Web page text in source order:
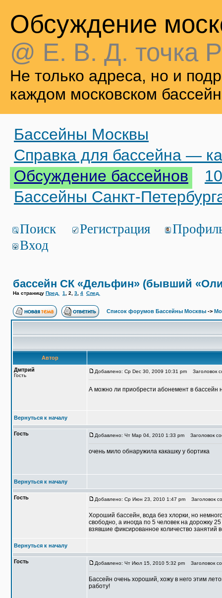
Обсуждение
@ Е. В. Д. точка
Не только адреса, но и
каждом московском
Бассейны Москвы
Справка для бассейна —
Обсуждение бассейнов
Бассейны Санкт-
Поиск Регистрация
Вход
бассейн СК «Дельфин» (бывший
На страницу Пред. 1 2 3 4 След.
Список форумов Бассейны Москвы ->
Автор
Дмтрий
Гость
Добавлено: Ср Dec 30, 2009 10:31 pm Заголовок
А можно ли приобрести абонемент в бассейн
Вернуться к началу
Гость Добавлено: Чт Мар 04, 2010 1:33 pm Заголовок
очень мило обнаружила какашку у бортика
Вернуться к началу
Гость Добавлено: Ср Июн 23, 2010 1:47 pm Заголовок
Хороший бассейн, вода без хлорки, но
свободно, а иногда по 5 человек на дорожку
взявшие фиксированное количество занятий
Вернуться к началу
Гость Добавлено: Чт Июл 15, 2010 5:32 pm Заголовок
Бассейн очень хороший, хожу в него этим
работу!